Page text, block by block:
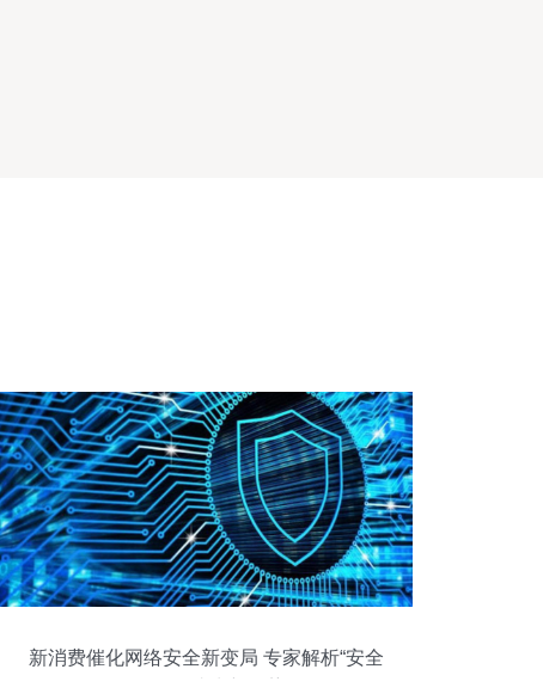
新消费催化网络安全新变局 专家解析“安全